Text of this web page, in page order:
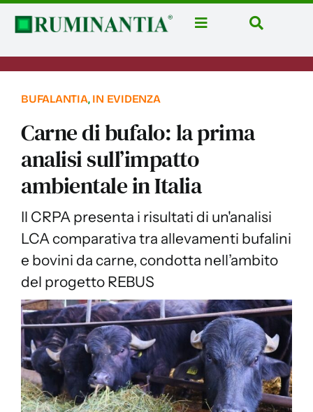
Salta
Toggle
Home
Aziende
Corsi
Domus Casei
Eventi
Ruminantia Mese
Contatti
Toggle
BUFALANTIA, IN EVIDENZA
Carne di bufalo: la prima
analisi sull’impatto
ambientale in Italia
Il CRPA presenta i risultati di un'analisi
LCA comparativa tra allevamenti bufalini
e bovini da carne, condotta nell’ambito
del progetto REBUS